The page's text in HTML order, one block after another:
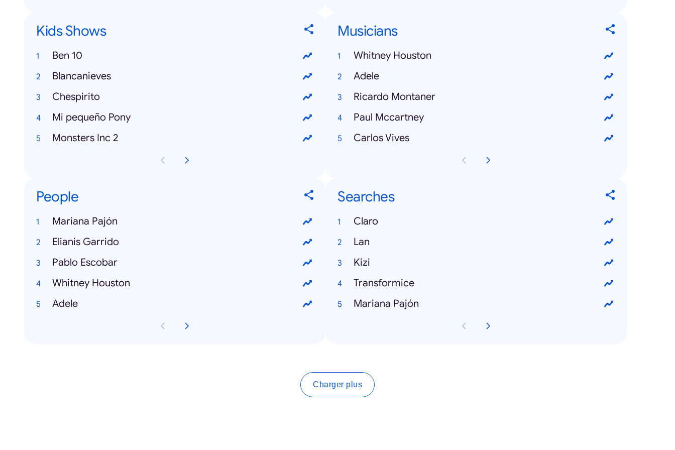
Kids Shows
Ben 10
Blancanieves
Chespirito
Mi pequeño Pony
Monsters Inc 2
Musicians
Whitney Houston
Adele
Ricardo Montaner
Paul Mccartney
Carlos Vives
People
Mariana Pajón
Elianis Garrido
Pablo Escobar
Whitney Houston
Adele
Searches
Claro
Lan
Kizi
Transformice
Mariana Pajón
Charger plus